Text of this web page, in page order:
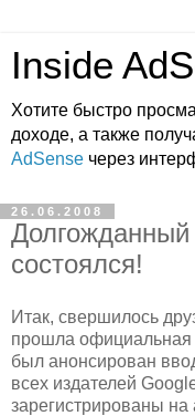
Inside
Хотите быстро
доходе, а также
AdSense через
26.06.2008
состоялся!
Итак, свершилось
прошла официальная
был анонсирован
всех издателей
зарегистрированы